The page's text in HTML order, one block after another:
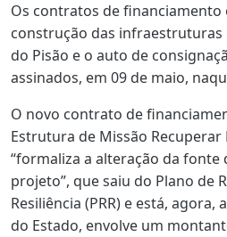
Os contratos de financiamento
construção das
do Pisão e o auto de
assinados, em 09 de maio,
O novo contrato de
Estrutura de Missão
“formaliza a alteração da
projeto”, que saiu do Plano de
Resiliência (PRR) e está,
do Estado, envolve um